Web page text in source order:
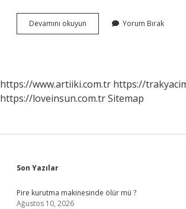
Devamını okuyun
Musahhah
Yorum Bırak
https://www.artiiki.com.tr https://
https://loveinsun.com.trSitemap
Sidebar
Son Yazılar
Pire kurutma makinesinde ölür mü ?
Ağustos 10, 2026